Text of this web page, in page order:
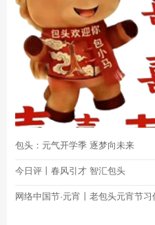
包头：元气开学季 逐梦向未来
今日评丨春风引才 智汇包头
网络中国节·元宵丨老包头元宵节习